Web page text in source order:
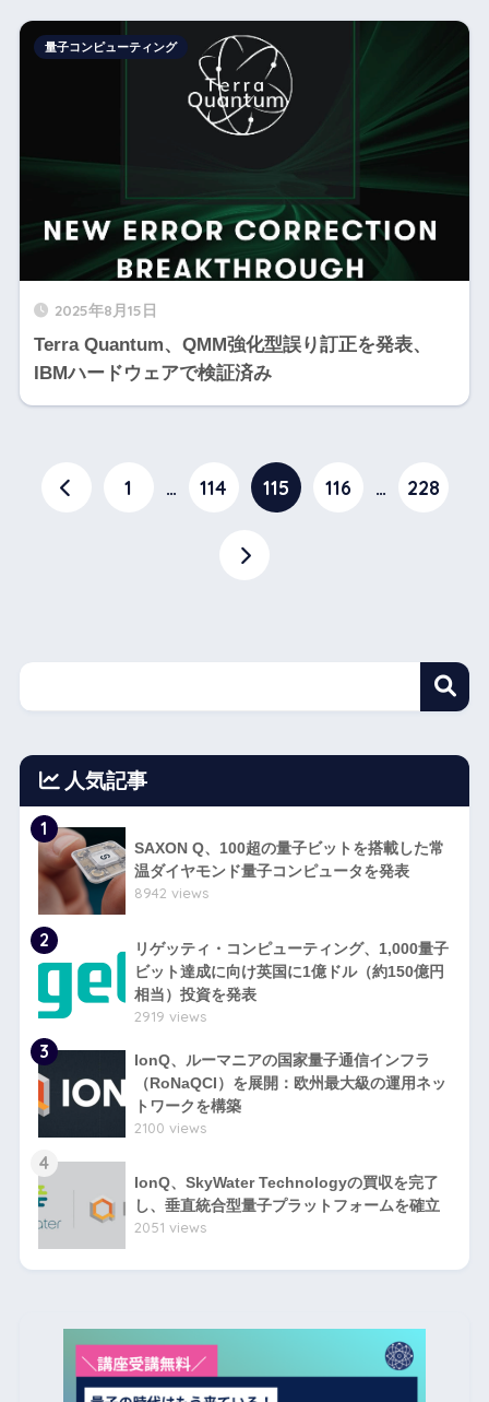
2025年8月15日
Terra Quantum、QMM強化型誤り訂正を発表、
IBMハードウェアで検証済み
量子コンピューティング
1 … 114 115 116 … 228
人気記事
1
SAXON Q、100超の量子ビットを搭載した常
温ダイヤモンド量子コンピュータを発表
8942 views
2
リゲッティ・コンピューティング、1,000量子
ビット達成に向け英国に1億ドル（約150億円
相当）投資を発表
2919 views
3
IonQ、ルーマニアの国家量子通信インフラ
（RoNaQCI）を展開：欧州最大級の運用ネッ
トワークを構築
2100 views
4
IonQ、SkyWater Technologyの買収を完了
し、垂直統合型量子プラットフォームを確立
2051 views